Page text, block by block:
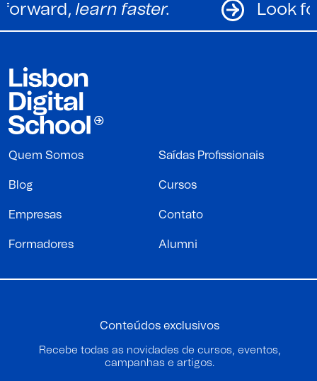
Look forward,learn faster.
Quem Somos Saídas Profissionais
Blog Cursos
Empresas Contato
Formadores Alumni
Conteúdos exclusivos
Recebe todas as novidades de cursos, eventos,
campanhas e artigos.